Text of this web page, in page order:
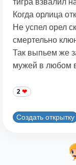
тигра взвалил
Когда орлица
Не успел орел
смертельно
Так выпьем же
мужей в любом
2
Создать открытку